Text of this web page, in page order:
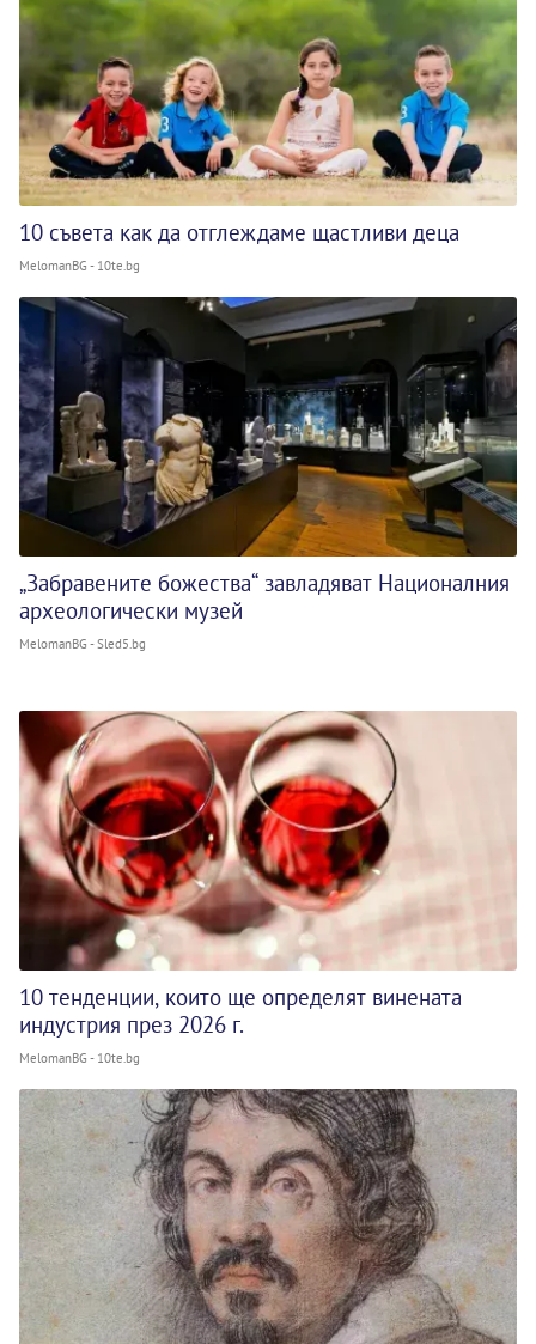
10 съвета как да отглеждаме щастливи деца
MelomanBG - 10te.bg
„Забравените божества“ завладяват Националния
археологически музей
MelomanBG - Sled5.bg
10 тенденции, които ще определят винената
индустрия през 2026 г.
MelomanBG - 10te.bg